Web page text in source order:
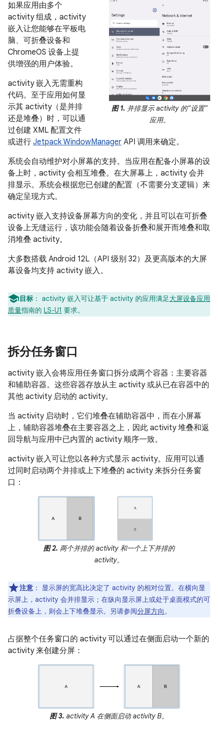
图 1. 并排显示 activity 的“设置”
应用。
如果应用由多个
activity 组成，activity
嵌入让您能够在平板电
脑、可折叠设备和
ChromeOS 设备上提
供增强的用户体验。
activity 嵌入无需重构
代码。至于应用如何显
示其 activity（是并排
还是堆叠）时，可以通
过创建 XML 配置文件
或进行 Jetpack WindowManager API 调用来确定。
系统会自动维护对小屏幕的支持。当应用在配备小屏幕的设
备上时，activity 会相互堆叠。在大屏幕上，activity 会并
排显示。系统会根据您已创建的配置（不需要分支逻辑）来
确定呈现方式。
activity 嵌入支持设备屏幕方向的变化，并且可以在可折叠
设备上无缝运行，该功能会随着设备折叠和展开而堆叠和取
消堆叠 activity。
大多数搭载 Android 12L（API 级别 32）及更高版本的大屏
幕设备均支持 activity 嵌入。
目标 ： activity 嵌入可让基于 activity 的应用满足大屏设备应用
质量指南的 LS-U1 要求。
拆分任务窗口
activity 嵌入会将应用任务窗口拆分成两个容器：主要容器
和辅助容器。这些容器存放从主 activity 或从已在容器中的
其他 activity 启动的 activity。
当 activity 启动时，它们堆叠在辅助容器中，而在小屏幕
上，辅助容器堆叠在主要容器之上，因此 activity 堆叠和返
回导航与应用中已内置的 activity 顺序一致。
activity 嵌入可让您以各种方式显示 activity。应用可以通
过同时启动两个并排或上下堆叠的 activity 来拆分任务窗
口：
图 2. 两个并排的 activity 和一个上下并排的
activity。
注意 ：
显示屏的宽高比决定了 activity 的相对位置。在横向显
示屏上，activity 会并排显示；在纵向显示屏上或处于桌面模式的可
折叠设备上，则会上下堆叠显示。另请参阅分屏方向。
占据整个任务窗口的 activity 可以通过在侧面启动一个新的
activity 来创建分屏：
图 3. activity A 在侧面启动 activity B。